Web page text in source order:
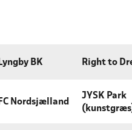
Lyngby BK Right to
FC Nordsjælland
JYSK Park